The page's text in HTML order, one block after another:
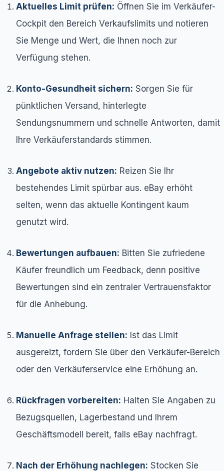
Aktuelles Limit prüfen: Öffnen Sie im Verkäufer-
Cockpit den Bereich Verkaufslimits und notieren
Sie Menge und Wert, die Ihnen noch zur
Verfügung stehen.
Konto-Gesundheit sichern: Sorgen Sie für
pünktlichen Versand, hinterlegte
Sendungsnummern und schnelle Antworten, damit
Ihre Verkäuferstandards stimmen.
Angebote aktiv nutzen: Reizen Sie Ihr
bestehendes Limit spürbar aus. eBay erhöht
selten, wenn das aktuelle Kontingent kaum
genutzt wird.
Bewertungen aufbauen: Bitten Sie zufriedene
Käufer freundlich um Feedback, denn positive
Bewertungen sind ein zentraler Vertrauensfaktor
für die Anhebung.
Manuelle Anfrage stellen: Ist das Limit
ausgereizt, fordern Sie über den Verkäufer-Bereich
oder den Verkäuferservice eine Erhöhung an.
Rückfragen vorbereiten: Halten Sie Angaben zu
Bezugsquellen, Lagerbestand und Ihrem
Geschäftsmodell bereit, falls eBay nachfragt.
Nach der Erhöhung nachlegen: Stocken Sie